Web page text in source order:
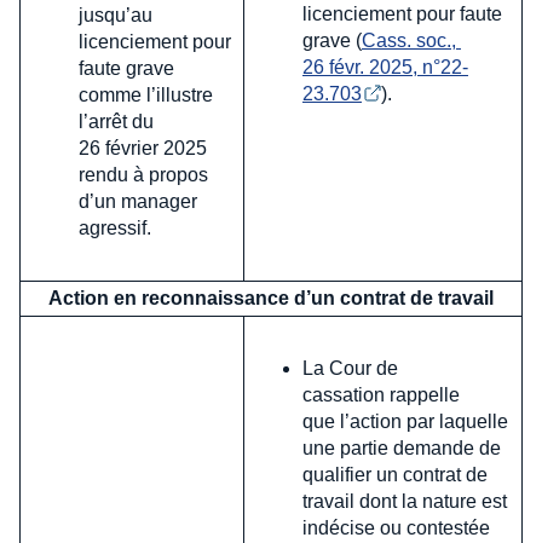
jusqu’au
licenciement pour
faute grave
comme l’illustre
l’arrêt du
26 février 2025
rendu à propos
d’un manager
agressif.
licenciement pour faute
grave (Cass. soc.,
26 févr. 2025, n°22-
23.703
).
Action en reconnaissance d’un contrat de travail
La Cour de
cassation rappelle
que l’action par laquelle
une partie demande de
qualifier un contrat de
travail dont la nature est
indécise ou contestée